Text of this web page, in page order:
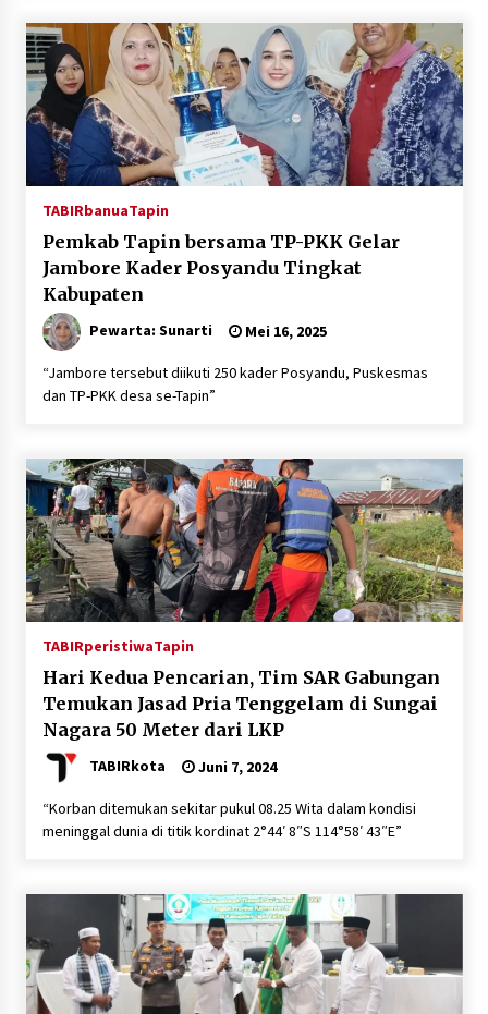
TABIRbanuaTapin
Pemkab Tapin bersama TP-PKK Gelar
Jambore Kader Posyandu Tingkat
Kabupaten
Pewarta: Sunarti Mei 16, 2025
“Jambore tersebut diikuti 250 kader Posyandu, Puskesmas
dan TP-PKK desa se-Tapin”
TABIRperistiwaTapin
Hari Kedua Pencarian, Tim SAR Gabungan
Temukan Jasad Pria Tenggelam di Sungai
Nagara 50 Meter dari LKP
TABIRkota Juni 7, 2024
“Korban ditemukan sekitar pukul 08.25 Wita dalam kondisi
meninggal dunia di titik kordinat 2°44′ 8″S 114°58′ 43″E”